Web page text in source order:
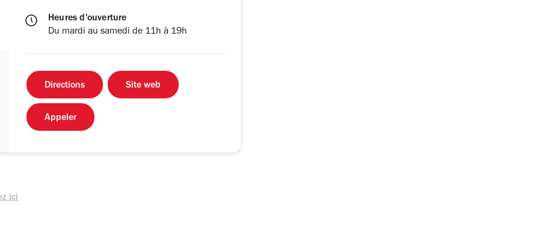
Heures d'ouverture
Du mardi au samedi de 11h à 19h
Directions Site web
Appeler
ici